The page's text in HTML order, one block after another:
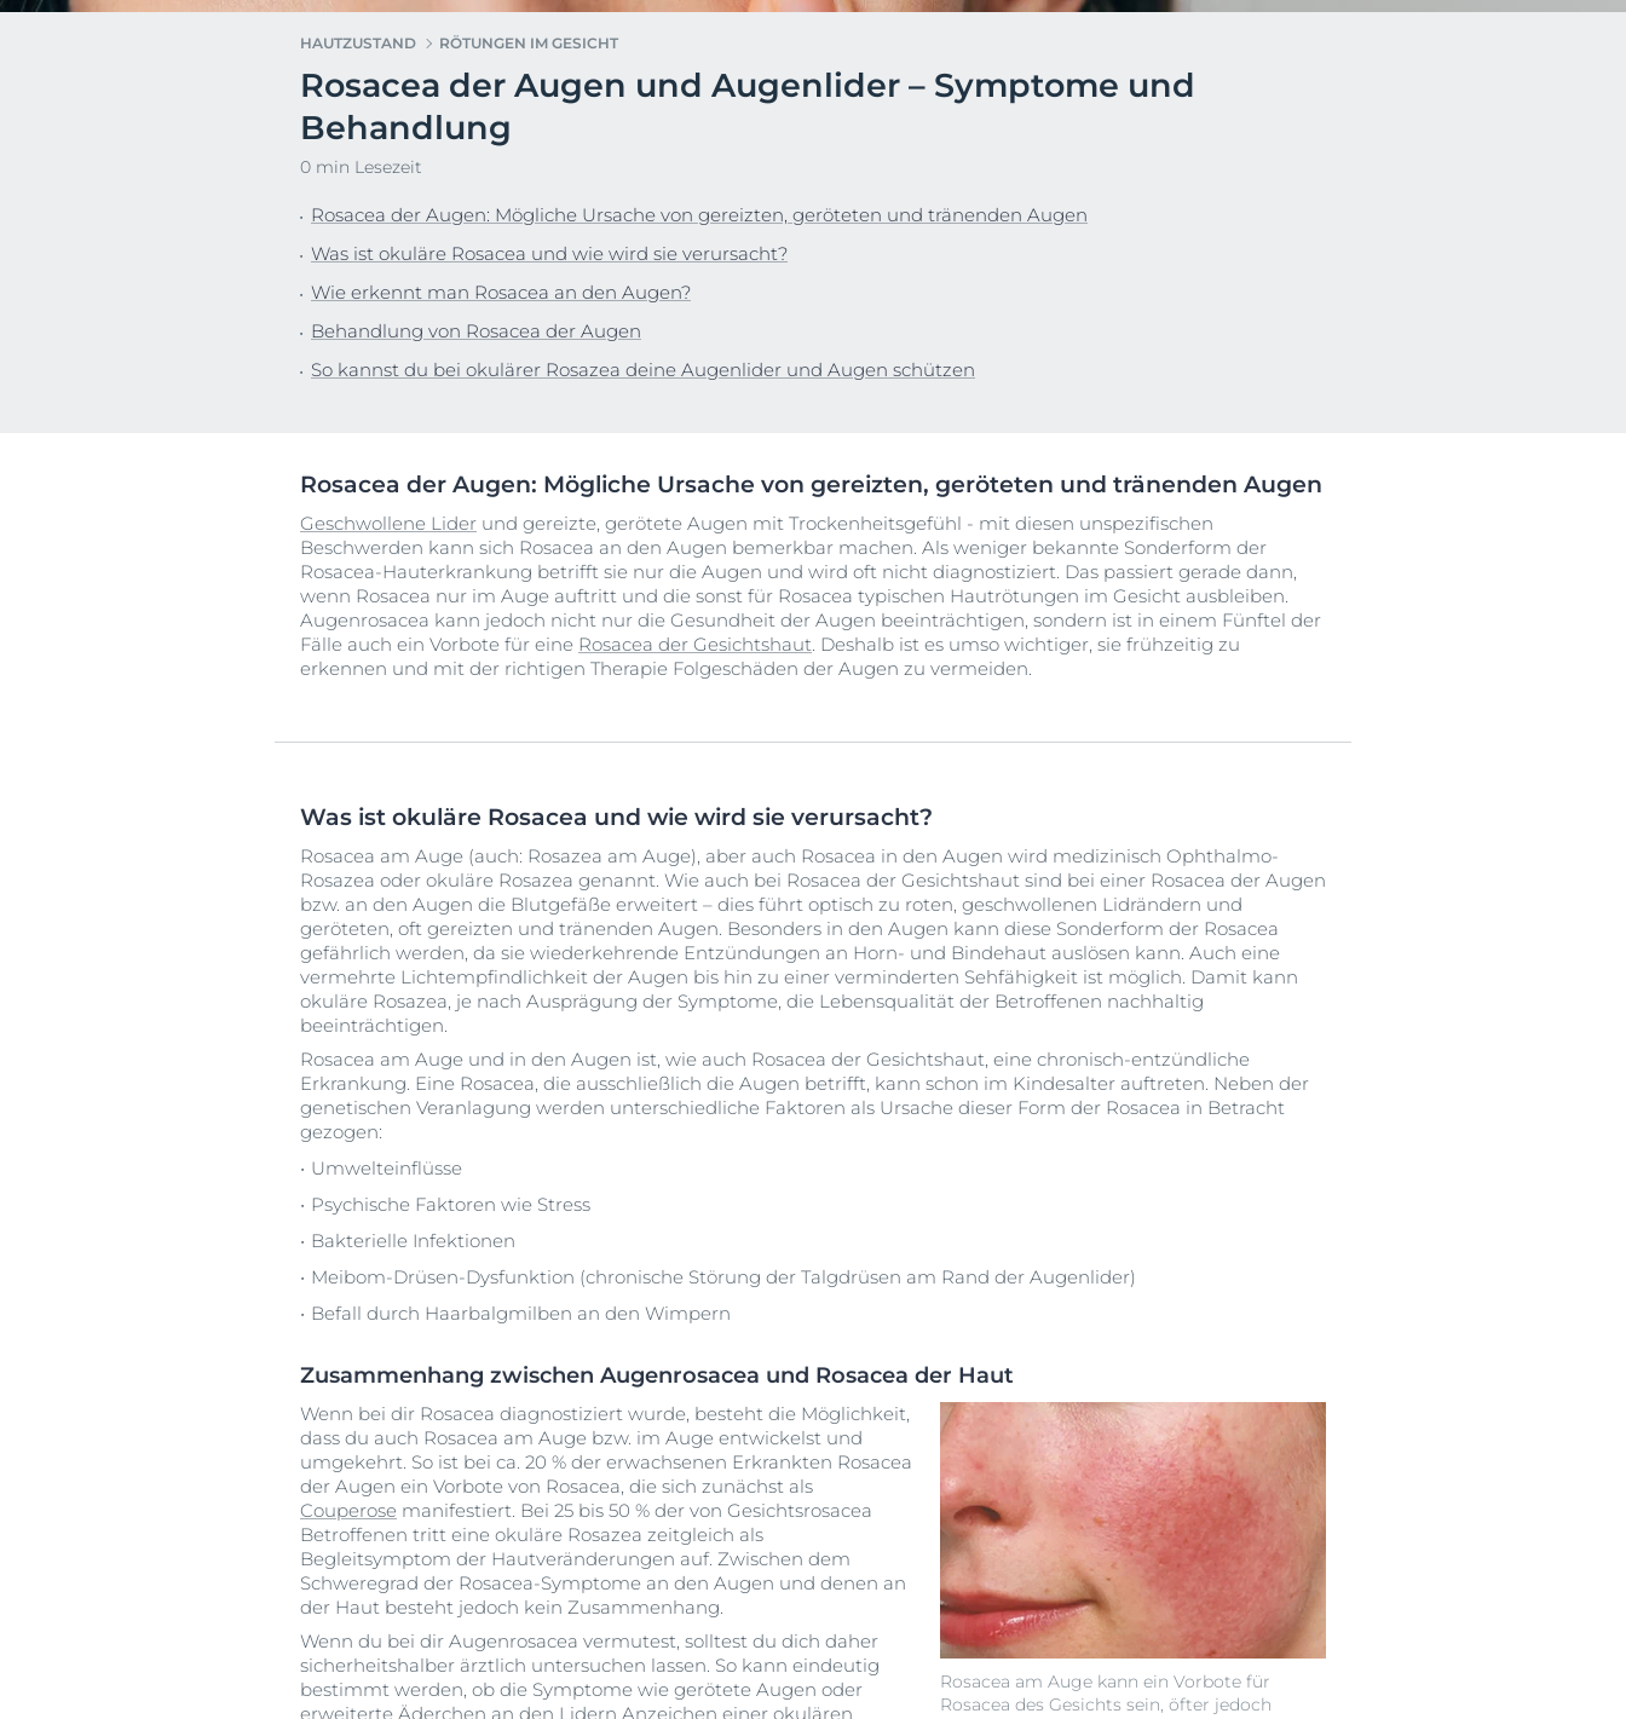
Pigmentflecken &
Hyperpigmentierung
Rötungen im Gesicht
Schwitzen
Unreine Haut
Sonnenpflege
Hyaluron-Filler - Alle
Produkte
Ultra Sensitive & Anti-
Hyperpigmentierung
Dein Go-To für #SkincareRealtalk!
Eucerin® @ Instagram
HAUTZUSTAND RÖTUNGEN IM GESICHT
Rosacea der Augen und Augenlider – Symptome und
Behandlung
0 min Lesezeit
Rosacea der Augen: Mögliche Ursache von gereizten, geröteten und tränenden Augen
Was ist okuläre Rosacea und wie wird sie verursacht?
Wie erkennt man Rosacea an den Augen?
Behandlung von Rosacea der Augen
So kannst du bei okulärer Rosazea deine Augenlider und Augen schützen
Rosacea der Augen: Mögliche Ursache von gereizten, geröteten und tränenden Augen
Geschwollene Lider und gereizte, gerötete Augen mit Trockenheitsgefühl - mit diesen unspezifischen
Beschwerden kann sich Rosacea an den Augen bemerkbar machen. Als weniger bekannte Sonderform der
Rosacea-Hauterkrankung betrifft sie nur die Augen und wird oft nicht diagnostiziert. Das passiert gerade dann,
wenn Rosacea nur im Auge auftritt und die sonst für Rosacea typischen Hautrötungen im Gesicht ausbleiben.
Augenrosacea kann jedoch nicht nur die Gesundheit der Augen beeinträchtigen, sondern ist in einem Fünftel der
Fälle auch ein Vorbote für eine Rosacea der Gesichtshaut . Deshalb ist es umso wichtiger, sie frühzeitig zu
erkennen und mit der richtigen Therapie Folgeschäden der Augen zu vermeiden.
Was ist okuläre Rosacea und wie wird sie verursacht?
Rosacea am Auge (auch: Rosazea am Auge), aber auch Rosacea in den Augen wird medizinisch Ophthalmo-
Rosazea oder okuläre Rosazea genannt. Wie auch bei Rosacea der Gesichtshaut sind bei einer Rosacea der Augen
bzw. an den Augen die Blutgefäße erweitert – dies führt optisch zu roten, geschwollenen Lidrändern und
geröteten, oft gereizten und tränenden Augen. Besonders in den Augen kann diese Sonderform der Rosacea
gefährlich werden, da sie wiederkehrende Entzündungen an Horn- und Bindehaut auslösen kann. Auch eine
vermehrte Lichtempfindlichkeit der Augen bis hin zu einer verminderten Sehfähigkeit ist möglich. Damit kann
okuläre Rosazea, je nach Ausprägung der Symptome, die Lebensqualität der Betroffenen nachhaltig
beeinträchtigen.
Rosacea am Auge und in den Augen ist, wie auch Rosacea der Gesichtshaut, eine chronisch-entzündliche
Erkrankung. Eine Rosacea, die ausschließlich die Augen betrifft, kann schon im Kindesalter auftreten. Neben der
genetischen Veranlagung werden unterschiedliche Faktoren als Ursache dieser Form der Rosacea in Betracht
gezogen:
Umwelteinflüsse
Psychische Faktoren wie Stress
Bakterielle Infektionen
Meibom-Drüsen-Dysfunktion (chronische Störung der Talgdrüsen am Rand der Augenlider)
Befall durch Haarbalgmilben an den Wimpern
Zusammenhang zwischen Augenrosacea und Rosacea der Haut
Rosacea am Auge kann ein Vorbote für
Rosacea des Gesichts sein, öfter jedoch
Wenn bei dir Rosacea diagnostiziert wurde, besteht die Möglichkeit,
dass du auch Rosacea am Auge bzw. im Auge entwickelst und
umgekehrt. So ist bei ca. 20 % der erwachsenen Erkrankten Rosacea
der Augen ein Vorbote von Rosacea, die sich zunächst als
Couperose manifestiert. Bei 25 bis 50 % der von Gesichtsrosacea
Betroffenen tritt eine okuläre Rosazea zeitgleich als
Begleitsymptom der Hautveränderungen auf. Zwischen dem
Schweregrad der Rosacea-Symptome an den Augen und denen an
der Haut besteht jedoch kein Zusammenhang.
Wenn du bei dir Augenrosacea vermutest, solltest du dich daher
sicherheitshalber ärztlich untersuchen lassen. So kann eindeutig
bestimmt werden, ob die Symptome wie gerötete Augen oder
erweiterte Äderchen an den Lidern Anzeichen einer okulären